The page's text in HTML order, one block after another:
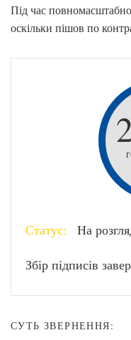
Під час
оскільки пішов по
Статус: На
Збір підписів
СУТЬ ЗВЕРНЕННЯ: